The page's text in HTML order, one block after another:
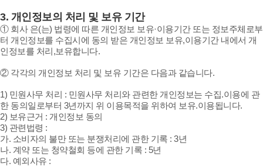
3. 개인정보의 처리 및 보유 기간
① 회사 은(는) 법령에 따른 개인정보 보유·이용기간 또는 정보주체로부
터 개인정보를 수집시에 동의 받은 개인정보 보유,이용기간 내에서 개
인정보를 처리,보유합니다.
② 각각의 개인정보 처리 및 보유 기간은 다음과 같습니다.
1) 민원사무 처리 : 민원사무 처리와 관련한 개인정보는 수집.이용에 관
한 동의일로부터 3년까지 위 이용목적을 위하여 보유.이용됩니다.
2) 보유근거 : 개인정보 동의
3) 관련법령 :
가. 소비자의 불만 또는 분쟁처리에 관한 기록 : 3년
나. 계약 또는 청약철회 등에 관한 기록 : 5년
다. 예외사유 :